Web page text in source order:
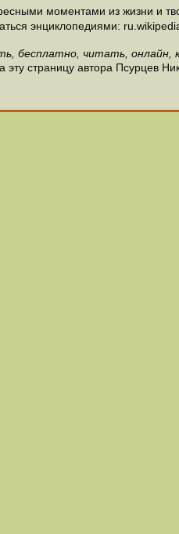
моментами из жизни и
энциклопедиями:
бесплатно, читать, онлайн,
эту страницу автора Псурцев